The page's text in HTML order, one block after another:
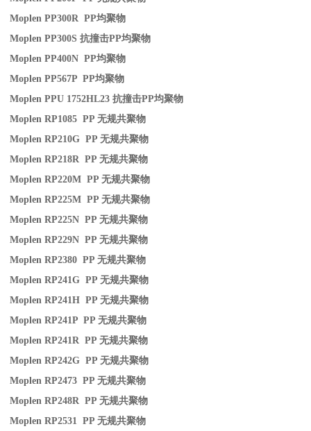
Moplen PP300R PP均聚物
Moplen PP300S抗撞击PP均聚物
Moplen PP400N PP均聚物
Moplen PP567P PP均聚物
Moplen PPU 1752HL23抗撞击PP均聚物
Moplen RP1085 PP无规共聚物
Moplen RP210G PP无规共聚物
Moplen RP218R PP无规共聚物
Moplen RP220M PP无规共聚物
Moplen RP225M PP无规共聚物
Moplen RP225N PP无规共聚物
Moplen RP229N PP无规共聚物
Moplen RP2380 PP无规共聚物
Moplen RP241G PP无规共聚物
Moplen RP241H PP无规共聚物
Moplen RP241P PP无规共聚物
Moplen RP241R PP无规共聚物
Moplen RP242G PP无规共聚物
Moplen RP2473 PP无规共聚物
Moplen RP248R PP无规共聚物
Moplen RP2531 PP无规共聚物